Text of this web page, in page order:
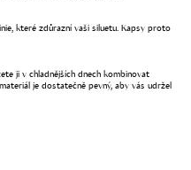
které zdůrazní vaši siluetu. Kapsy proto
ji v chladnějších dnech kombinovat
je dostatečně pevný, aby vás udržel